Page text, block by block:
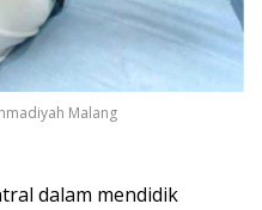
Malang
dalam mendidik